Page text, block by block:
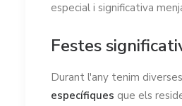
especial i significativa
Festes
Durant l'any tenim
específiques que els